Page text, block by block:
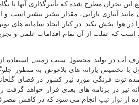
این بحران مطرح شده که تأثیرگذاری آنها با
آبیاری بارانی، مقدار تبخیر بیشتر است
هوا پخش نکند. در کنار ایجاد سامانه های
که غفلت از آن تمام اقدامات علمی و
آب در تولید محصول سیب زمینی استفاده از
تخصیص یارانه های بلاعوض به منظور
توت فرنگی مورد نیاز کشور در فضای
نیز در برنامه های بعدی قرار خواهد گرفت
از نوار تیپ انجام می شود که در کاهش